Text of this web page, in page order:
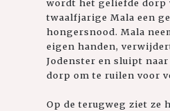
wordt het geliefde dorp
twaalfjarige Mala een
hongersnood. Mala
eigen handen,
Jodenster en sluipt
dorp om te ruilen voor
Op de terugweg ziet ze